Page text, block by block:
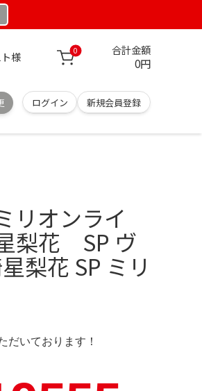
様 0 合計金額
0円
ログイン 新規会員登録
リオンライ
梨花 SP ヴ
梨花 SP ミリ
だいております！